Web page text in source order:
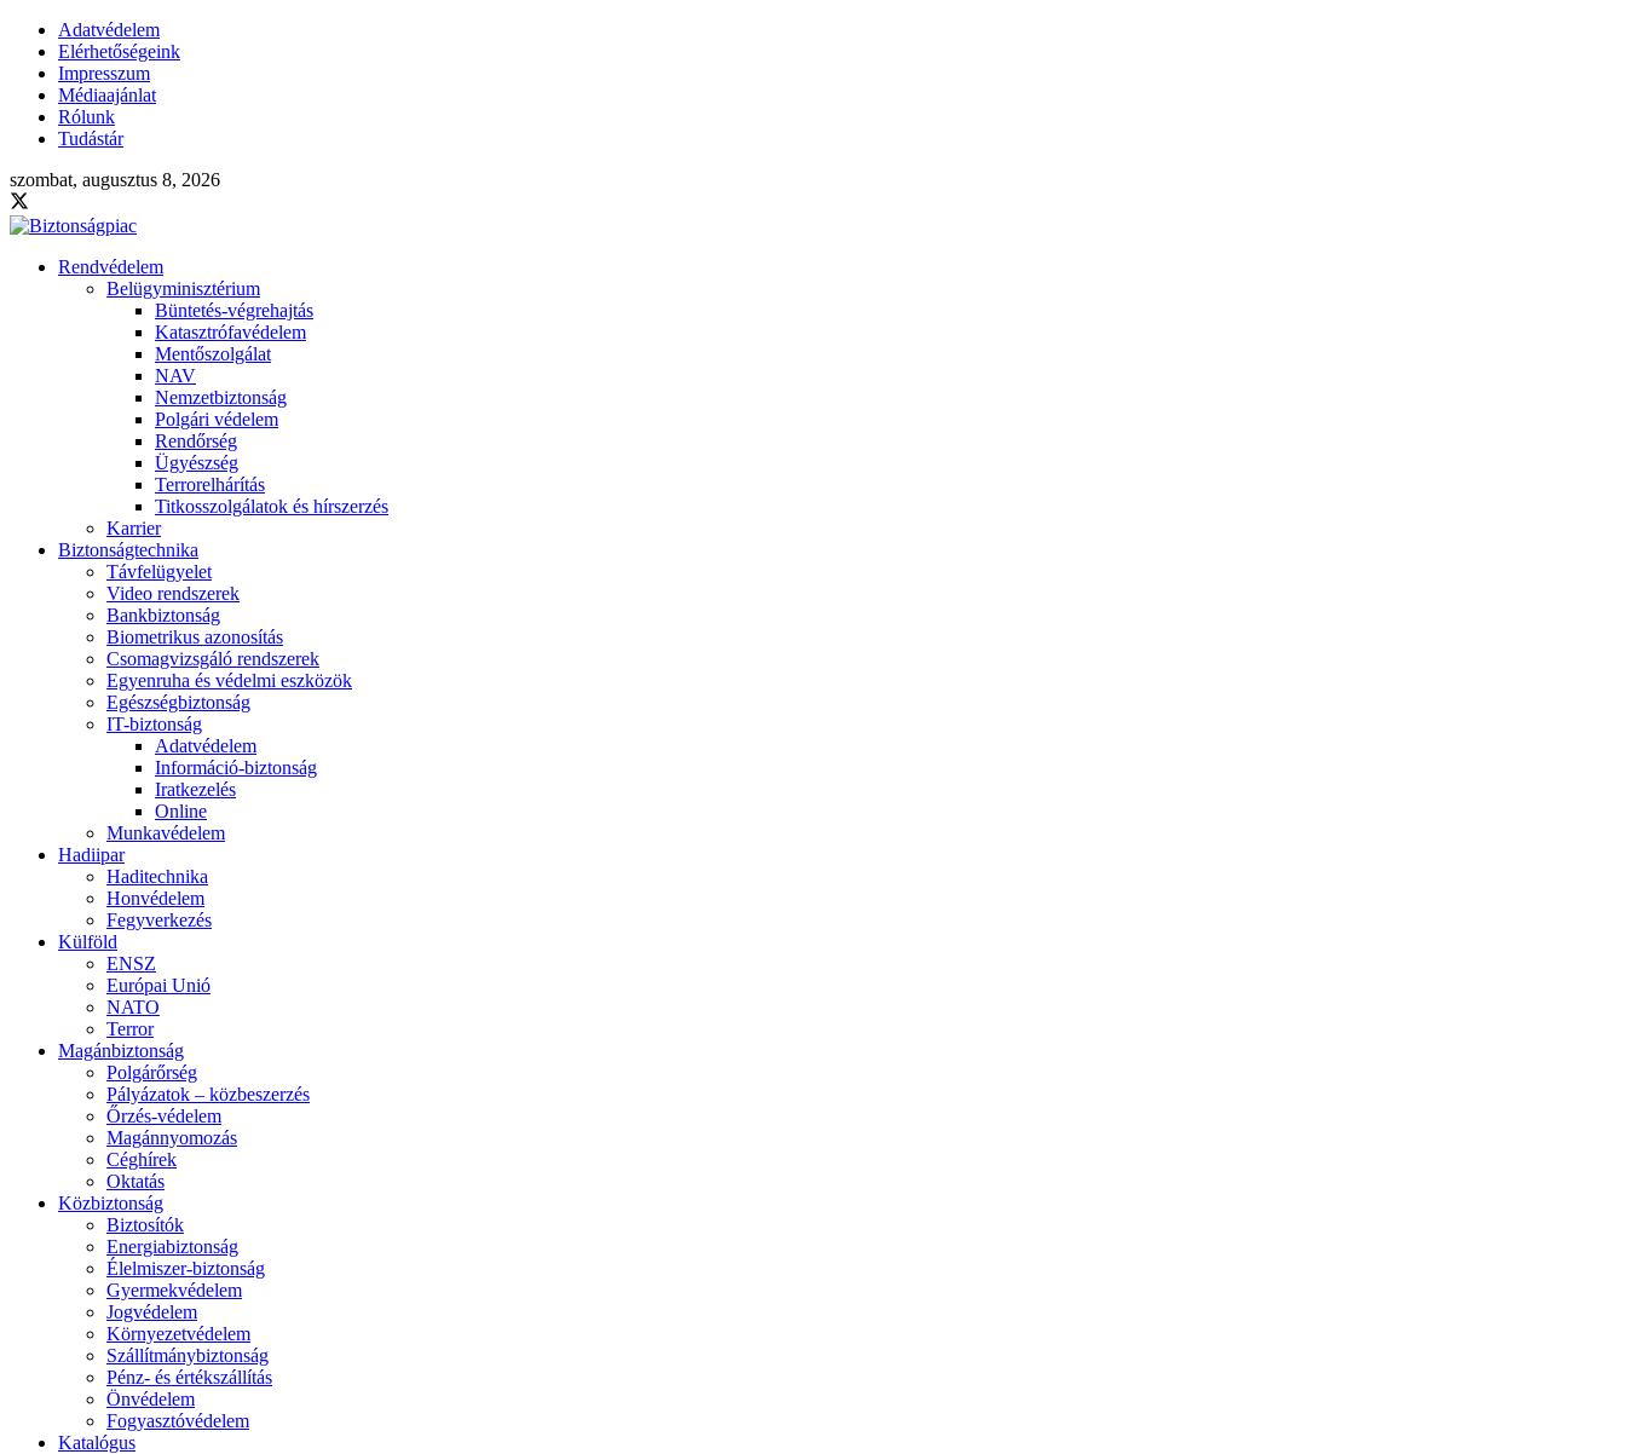
Adatvédelem
Elérhetőségeink
Impresszum
Médiaajánlat
Rólunk
Tudástár
szombat, augusztus 8, 2026
Rendvédelem
Belügyminisztérium
Büntetés-végrehajtás
Katasztrófavédelem
Mentőszolgálat
NAV
Nemzetbiztonság
Polgári védelem
Rendőrség
Ügyészség
Terrorelhárítás
Titkosszolgálatok és hírszerzés
Karrier
Biztonságtechnika
Távfelügyelet
Video rendszerek
Bankbiztonság
Biometrikus azonosítás
Csomagvizsgáló rendszerek
Egyenruha és védelmi eszközök
Egészségbiztonság
IT-biztonság
Adatvédelem
Információ-biztonság
Iratkezelés
Online
Munkavédelem
Hadiipar
Haditechnika
Honvédelem
Fegyverkezés
Külföld
ENSZ
Európai Unió
NATO
Terror
Magánbiztonság
Polgárőrség
Pályázatok – közbeszerzés
Őrzés-védelem
Magánnyomozás
Céghírek
Oktatás
Közbiztonság
Biztosítók
Energiabiztonság
Élelmiszer-biztonság
Gyermekvédelem
Jogvédelem
Környezetvédelem
Szállítmánybiztonság
Pénz- és értékszállítás
Önvédelem
Fogyasztóvédelem
Katalógus